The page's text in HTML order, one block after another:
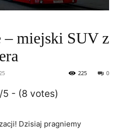
– miejski SUV z
0
225
5 - (8 votes)
Dzisiaj pragniemy